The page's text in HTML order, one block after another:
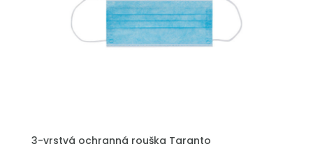
3-vrstvá ochranná rouška Taranto